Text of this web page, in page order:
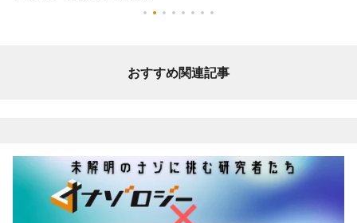
おすすめ関連記事